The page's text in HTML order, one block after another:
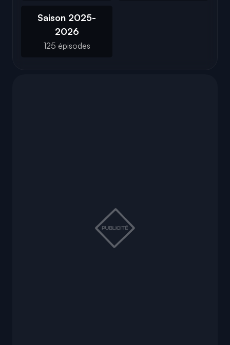
Saison 2025-
2026
125 épisodes